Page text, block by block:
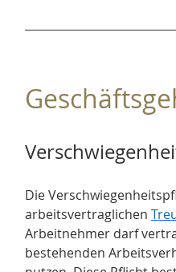
Die
arbeitsvertraglichen
Arbeitnehmer darf
bestehenden